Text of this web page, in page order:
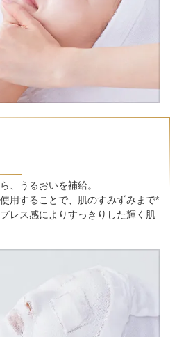
、うるおいを補給。
用することで、肌のすみずみまで*
レス感によりすっきりした輝く肌